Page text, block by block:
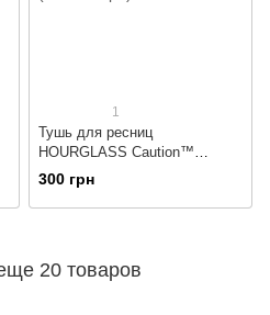
1
Тушь для ресниц
HOURGLASS Caution™
Extreme Lash Mascara 3.5g
(миниатюра)
300 грн
20 товаров